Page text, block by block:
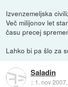
Izvenzemeljska
Več milijonov let
času precej
Lahko bi pa šlo za
Saladin
:: 1. nov